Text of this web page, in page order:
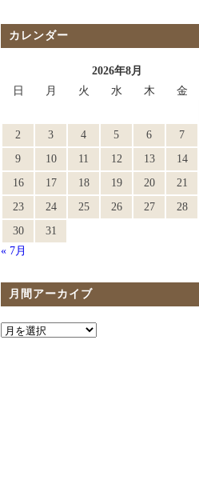
カレンダー
2026年8月
日
月 火 水 木 金
2
3 4 5 6 7
9
10 11 12 13 14
16
17 18 19 20 21
23
24 25 26 27 28
30
31
« 7月
月間アーカイブ